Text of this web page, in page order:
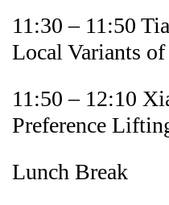
11:30 – 11:50
Local Variants of
11:50 – 12:10
Preference
Lunch Break